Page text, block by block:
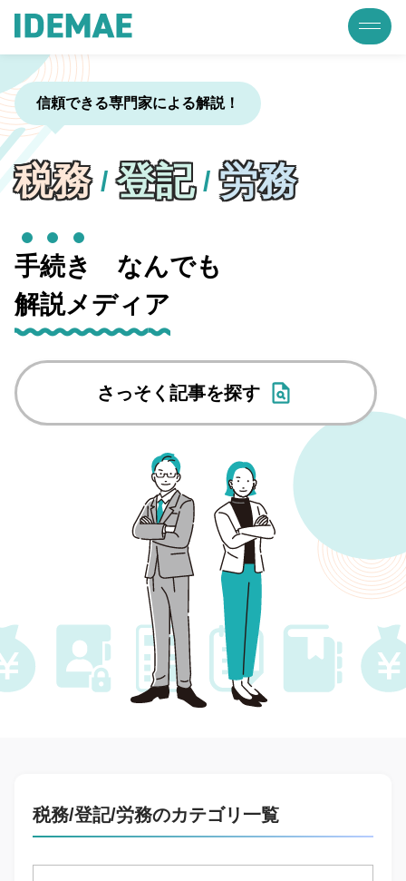
信頼できる専門家による解説！
税務 / 登記 / 労務
手続き
なんでも
解説メディア
さっそく記事を探す
税務/登記/労務のカテゴリ一覧